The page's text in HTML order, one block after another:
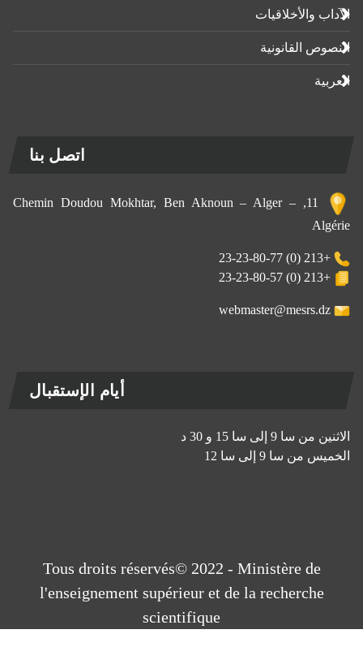
الآداب واﻷخلاقيات
النصوص القانونية
العربية
اتصل بنا
11, Chemin Doudou Mokhtar, Ben Aknoun – Alger –
Algérie
+213 (0) 23-23-80-77
+213 (0) 23-23-80-57
webmaster@mesrs.dz
أيام الإستقبال
الاثنين من سا 9 إلى سا 15 و 30 د
الخميس من سا 9 إلى سا 12
Tous droits réservés© 2022 - Ministère de
l'enseignement supérieur et de la recherche
scientifique